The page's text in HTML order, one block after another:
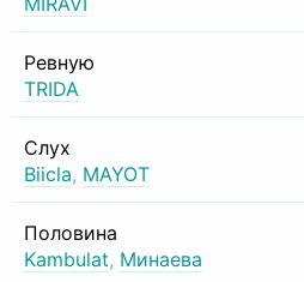
Ревную
TRIDA
Слух
Biicla, MAYOT
Половина
Kambulat, Минаева